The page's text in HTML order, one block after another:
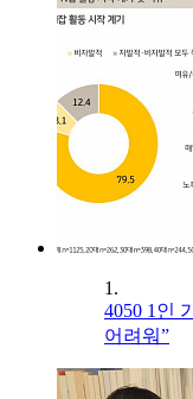
1.
4050 1인
어려워”